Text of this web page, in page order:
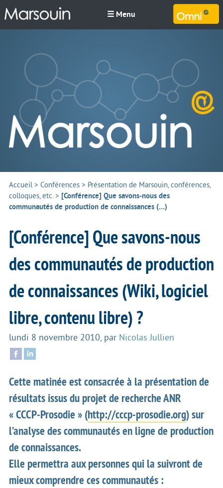
☰ Menu
Accueil> Conférences > Présentation de Marsouin, conférences,
colloques, etc.> [Conférence] Que savons-nous des
communautés de production de connaissances (…)
[Conférence] Que savons-nous
des communautés de production
de connaissances (Wiki, logiciel
libre, contenu libre) ?
lundi 8 novembre 2010, par Nicolas Jullien
Cette matinée est consacrée à la présentation de
résultats issus du projet de recherche ANR
« CCCP-Prosodie » (http://cccp-prosodie.org) sur
l’analyse des communautés en ligne de production
de connaissances.
Elle permettra aux personnes qui la suivront de
mieux comprendre ces communautés :